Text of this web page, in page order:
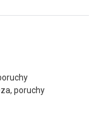
poruchy